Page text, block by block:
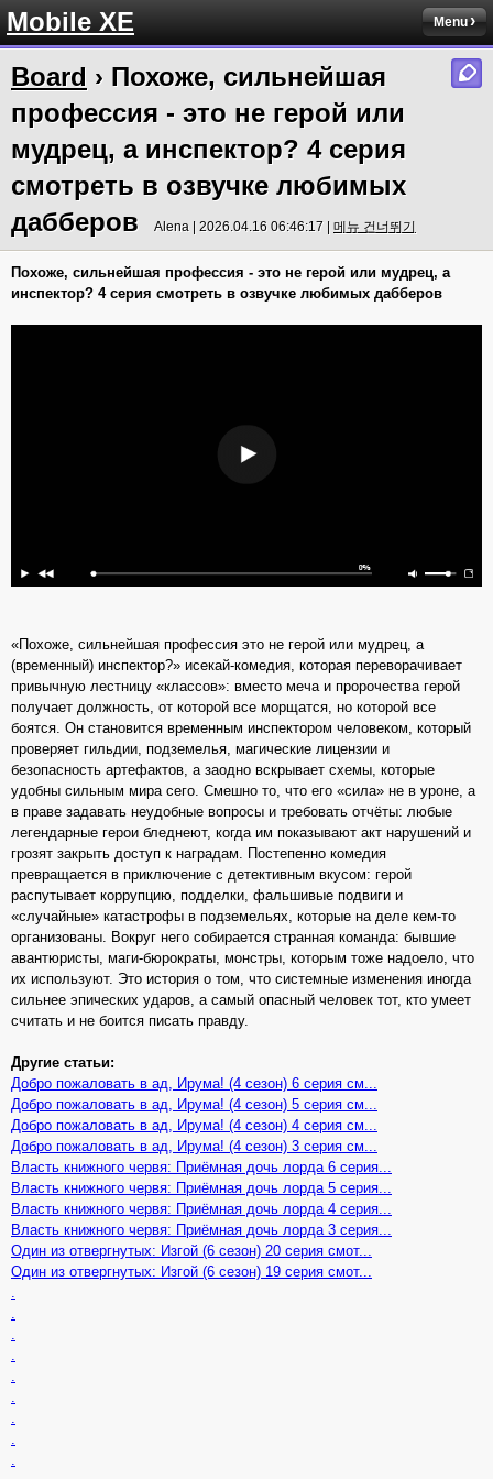
Mobile XE Menu
Board › Похоже, сильнейшая
профессия - это не герой или
мудрец, а инспектор? 4 серия
смотреть в озвучке любимых
дабберов
Alena | 2026.04.16 06:46:17 | 메뉴 건너뛰기
Похоже, сильнейшая профессия - это не герой или мудрец, а
инспектор? 4 серия смотреть в озвучке любимых дабберов
«Похоже, сильнейшая профессия это не герой или мудрец, а
(временный) инспектор?» исекай-комедия, которая переворачивает
привычную лестницу «классов»: вместо меча и пророчества герой
получает должность, от которой все морщатся, но которой все
боятся. Он становится временным инспектором человеком, который
проверяет гильдии, подземелья, магические лицензии и
безопасность артефактов, а заодно вскрывает схемы, которые
удобны сильным мира сего. Смешно то, что его «сила» не в уроне, а
в праве задавать неудобные вопросы и требовать отчёты: любые
легендарные герои бледнеют, когда им показывают акт нарушений и
грозят закрыть доступ к наградам. Постепенно комедия
превращается в приключение с детективным вкусом: герой
распутывает коррупцию, подделки, фальшивые подвиги и
«случайные» катастрофы в подземельях, которые на деле кем-то
организованы. Вокруг него собирается странная команда: бывшие
авантюристы, маги-бюрократы, монстры, которым тоже надоело, что
их используют. Это история о том, что системные изменения иногда
сильнее эпических ударов, а самый опасный человек тот, кто умеет
считать и не боится писать правду.
Другие статьи:
Добро пожаловать в ад, Ирума! (4 сезон) 6 серия см...
Добро пожаловать в ад, Ирума! (4 сезон) 5 серия см...
Добро пожаловать в ад, Ирума! (4 сезон) 4 серия см...
Добро пожаловать в ад, Ирума! (4 сезон) 3 серия см...
Власть книжного червя: Приёмная дочь лорда 6 серия...
Власть книжного червя: Приёмная дочь лорда 5 серия...
Власть книжного червя: Приёмная дочь лорда 4 серия...
Власть книжного червя: Приёмная дочь лорда 3 серия...
Один из отвергнутых: Изгой (6 сезон) 20 серия смот...
Один из отвергнутых: Изгой (6 сезон) 19 серия смот...